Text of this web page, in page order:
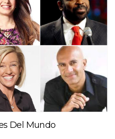
Del Mundo